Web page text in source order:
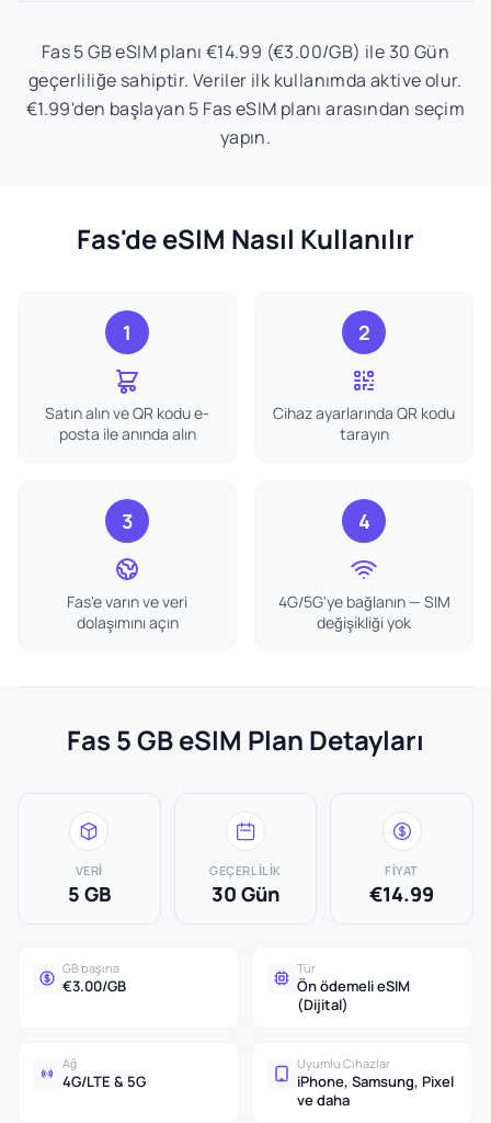
Fas 5 GB eSIM planı €14.99 (€3.00/GB) ile 30 Gün
geçerliliğe sahiptir. Veriler ilk kullanımda aktive olur.
€1.99'den başlayan 5 Fas eSIM planı arasından seçim
yapın.
Fas'de eSIM Nasıl Kullanılır
1
Satın alın ve QR kodu e-
posta ile anında alın
2
Cihaz ayarlarında QR kodu
tarayın
3
Fas'e varın ve veri
dolaşımını açın
4
4G/5G'ye bağlanın — SIM
değişikliği yok
Fas 5 GB eSIM Plan Detayları
VERI
5 GB
GEÇERLILIK
30 Gün
FIYAT
€14.99
GB başına
€3.00/GB
Tür
Ön ödemeli eSIM
(Dijital)
Ağ
4G/LTE & 5G
Uyumlu Cihazlar
iPhone, Samsung, Pixel
ve daha